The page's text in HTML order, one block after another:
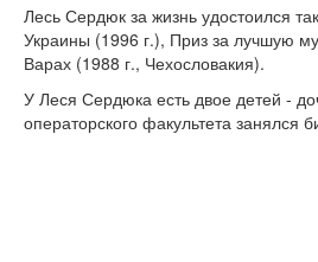
Лесь Сердюк за жизнь удостоился
Украины (1996 г.), Приз за лучшую
Варах (1988 г., Чехословакия).
У Леся Сердюка есть двое детей -
операторского факультета занялся